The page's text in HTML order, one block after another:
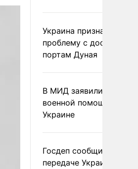
Украина признала
проблему с доступом к
портам Дуная
В МИД заявили о
военной помощи
Украине
Госдеп сообщил о
передаче Украине